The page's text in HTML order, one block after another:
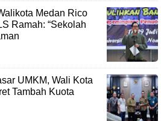
Medan Rico
Ramah: “Sekolah
UMKM, Wali Kota
Tambah Kuota